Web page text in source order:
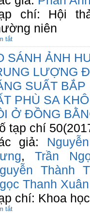
chí: Hội
niên
tắt
SÁNH ẢNH
LƯỢNG
SUẤT
PHÙ SA
Ở ĐỒNG
tạp chí
giả:
,Trần
Thành
Thanh Xuân
chí: Khoa
tắt